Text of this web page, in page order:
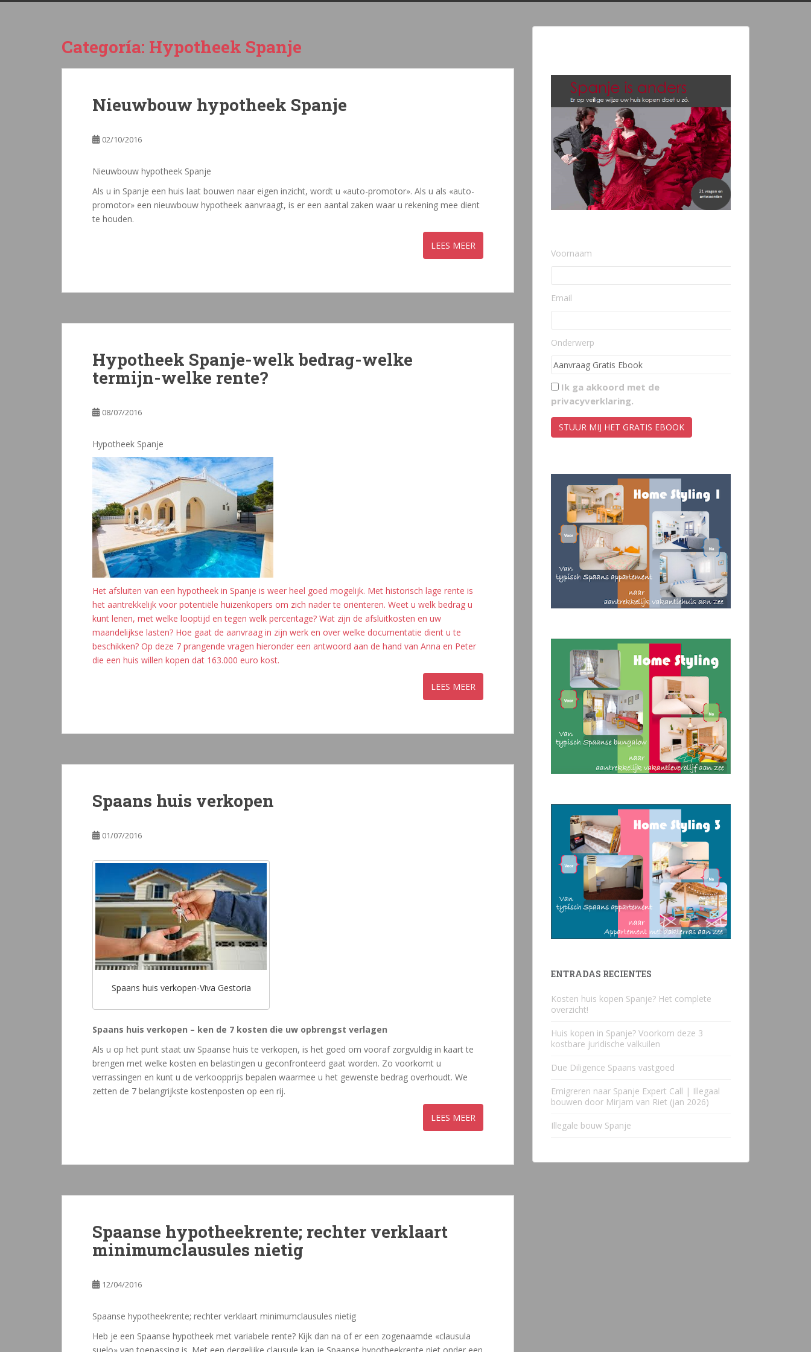
Categoría: Hypotheek Spanje
Nieuwbouw hypotheek Spanje
02/10/2016
Nieuwbouw hypotheek Spanje
Als u in Spanje een huis laat bouwen naar eigen inzicht, wordt u «auto-promotor». Als u als «auto-
promotor» een nieuwbouw hypotheek aanvraagt, is er een aantal zaken waar u rekening mee dient
te houden.
Hypotheek Spanje-welk bedrag-welke
termijn-welke rente?
08/07/2016
Hypotheek Spanje
Het afsluiten van een hypotheek in Spanje is weer heel goed mogelijk. Met historisch lage rente is
het aantrekkelijk voor potentiële huizenkopers om zich nader te oriënteren. Weet u welk bedrag u
kunt lenen, met welke looptijd en tegen welk percentage? Wat zijn de afsluitkosten en uw
maandelijkse lasten? Hoe gaat de aanvraag in zijn werk en over welke documentatie dient u te
beschikken? Op deze 7 prangende vragen hieronder een antwoord aan de hand van Anna en Peter
die een huis willen kopen dat 163.000 euro kost.
Spaans huis verkopen
01/07/2016
Spaans huis verkopen-Viva Gestoria
Spaans huis verkopen – ken de 7 kosten die uw opbrengst verlagen
Als u op het punt staat uw Spaanse huis te verkopen, is het goed om vooraf zorgvuldig in kaart te
brengen met welke kosten en belastingen u geconfronteerd gaat worden. Zo voorkomt u
verrassingen en kunt u de verkoopprijs bepalen waarmee u het gewenste bedrag overhoudt. We
zetten de 7 belangrijkste kostenposten op een rij.
Spaanse hypotheekrente; rechter verklaart
minimumclausules nietig
12/04/2016
Spaanse hypotheekrente; rechter verklaart minimumclausules nietig
Heb je een Spaanse hypotheek met variabele rente? Kijk dan na of er een zogenaamde «clausula
suelo» van toepassing is. Met een dergelijke clausule kan je Spaanse hypotheekrente niet onder een
Voornaam
Email
Onderwerp
Ik ga akkoord met de
privacyverklaring.
ENTRADAS RECIENTES
Kosten huis kopen Spanje? Het complete
overzicht!
Huis kopen in Spanje? Voorkom deze 3
kostbare juridische valkuilen
Due Diligence Spaans vastgoed
Emigreren naar Spanje Expert Call | Illegaal
bouwen door Mirjam van Riet (jan 2026)
Illegale bouw Spanje